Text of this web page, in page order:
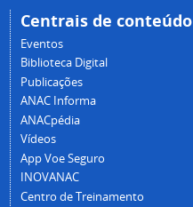
Centrais de conteúdo
Eventos
Biblioteca Digital
Publicações
ANAC Informa
ANACpédia
Vídeos
App Voe Seguro
INOVANAC
Centro de Treinamento